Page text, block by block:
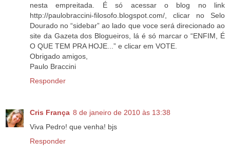
nesta empreitada. É só acessar o blog no link
http://paulobraccini-filosofo.blogspot.com/, clicar no Selo
Dourado no “sidebar” ao lado que voce será direcionado ao
site da Gazeta dos Blogueiros, lá é só marcar o “ENFIM, É
O QUE TEM PRA HOJE...” e clicar em VOTE.
Obrigado amigos,
Paulo Braccini
Responder
Cris França 8 de janeiro de 2010 às 13:38
Viva Pedro! que venha! bjs
Responder